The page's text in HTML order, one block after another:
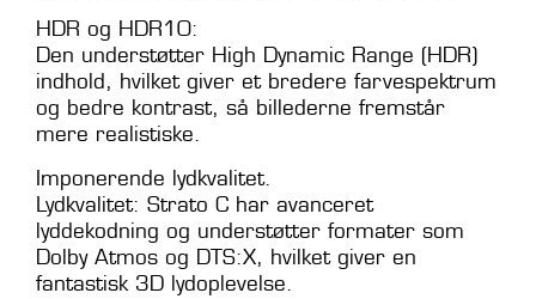
HDR og HDR10:
Den understøtter High Dynamic Range (HDR)
indhold, hvilket giver et bredere farvespektrum
og bedre kontrast, så billederne fremstår
mere realistiske.
Imponerende lydkvalitet.
Lydkvalitet: Strato C har avanceret
lyddekodning og understøtter formater som
Dolby Atmos og DTS:X, hvilket giver en
fantastisk 3D lydoplevelse.